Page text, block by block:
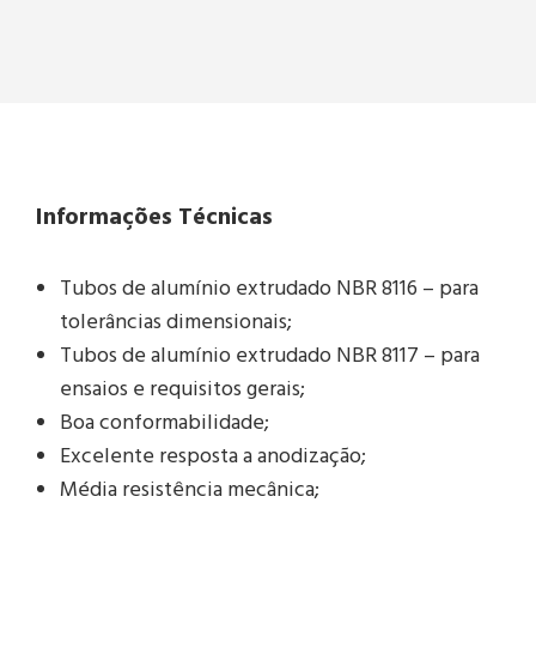
Informações Técnicas
Tubos de alumínio extrudado NBR 8116 – para
tolerâncias dimensionais;
Tubos de alumínio extrudado NBR 8117 – para
ensaios e requisitos gerais;
Boa conformabilidade;
Excelente resposta a anodização;
Média resistência mecânica;